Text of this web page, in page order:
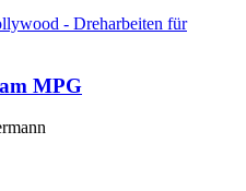
- Dreharbeiten für
MPG